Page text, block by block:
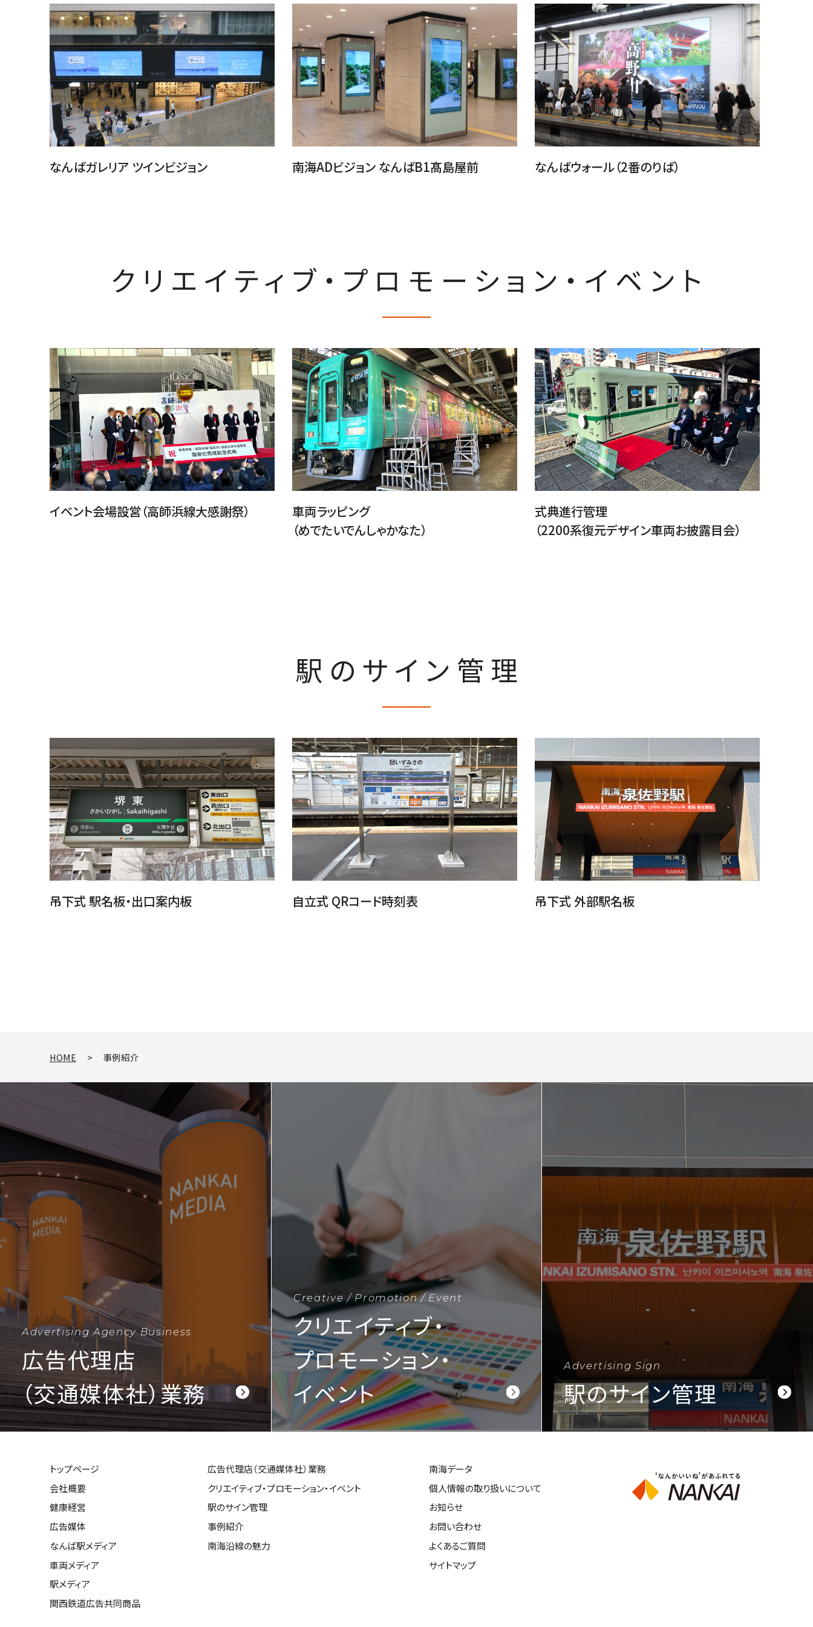
なんばガレリア ツインビジョン 南海ADビジョン なんばB1髙島屋前 なんばウォール（2番のりば）
クリエイティブ・プロモーション・イベント
イベント会場設営（高師浜線大感謝祭）
車両ラッピング
（めでたいでんしゃかなた）
式典進行管理
（2200系復元デザイン車両お披露目会）
駅のサイン管理
吊下式 駅名板・出口案内板 自立式 QRコード時刻表 吊下式 外部駅名板
HOME > 事例紹介
Advertising Agency Business
広告代理店
（交通媒体社）業務
Creative / Promotion / Event
クリエイティブ・
プロモーション・
イベント
Advertising Sign
駅のサイン管理
トップページ
会社概要
健康経営
広告媒体
なんば駅メディア
車両メディア
駅メディア
関西鉄道広告共同商品
広告代理店（交通媒体社）業務
クリエイティブ・プロモーション・イベント
駅のサイン管理
事例紹介
南海沿線の魅力
南海データ
個人情報の取り扱いについて
お知らせ
お問い合わせ
よくあるご質問
サイトマップ